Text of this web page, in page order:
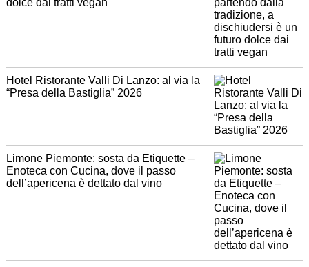
dolce dai tratti vegan
Hotel Ristorante Valli Di Lanzo: al via la
“Presa della Bastiglia” 2026
Limone Piemonte: sosta da Etiquette –
Enoteca con Cucina, dove il passo
dell’apericena è dettato dal vino